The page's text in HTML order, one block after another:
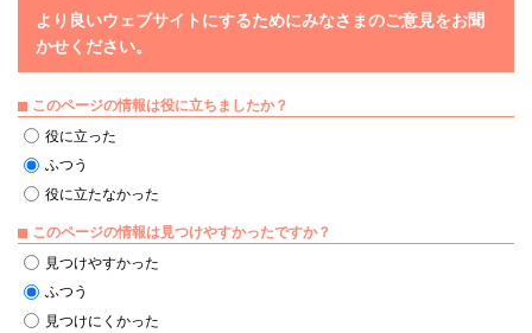
より良いウェブサイトにするためにみなさまのご意見をお聞
かせください。
このページの情報は役に立ちましたか？
役に立った
ふつう
役に立たなかった
このページの情報は見つけやすかったですか？
見つけやすかった
ふつう
見つけにくかった